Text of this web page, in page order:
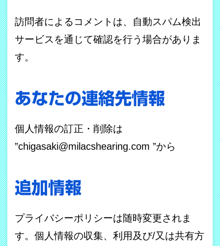
訪問者によるコメントは、自動スパム検出
サービスを通じて確認を行う場合がありま
す。
あなたの連絡先情報
個人情報の訂正・削除は
”chigasaki@milacshearing.com ”から
追加情報
プライバシーポリシーは随時変更されま
す。個人情報の収集、利用及び/又は共有方